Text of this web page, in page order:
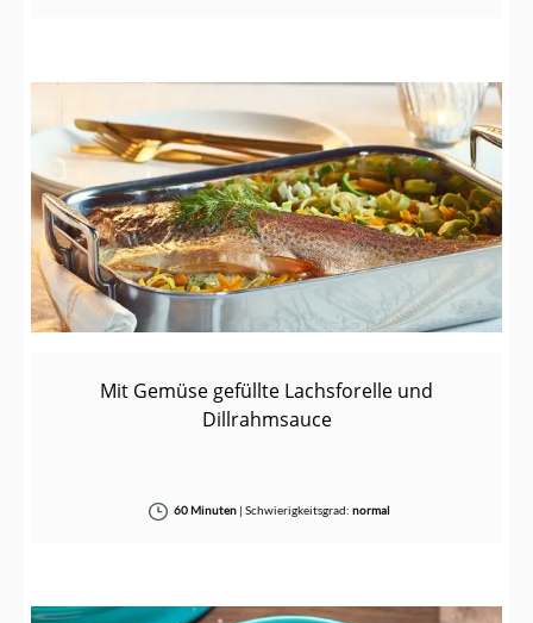
Mit Gemüse gefüllte Lachsforelle und
Dillrahmsauce
60 Minuten| Schwierigkeitsgrad: normal